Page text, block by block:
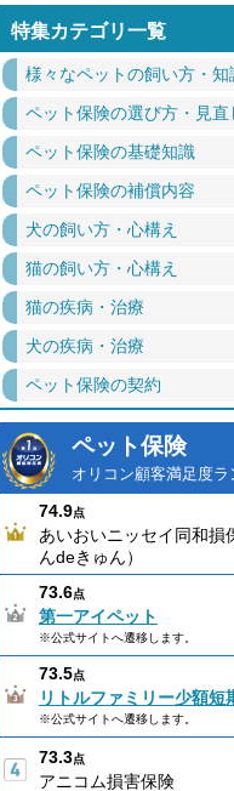
特集カテゴリ一覧
様々なペットの飼い方・知
ペット保険の選び方・見直
ペット保険の基礎知識
ペット保険の補償内容
犬の飼い方・心構え
猫の飼い方・心構え
猫の疾病・治療
犬の疾病・治療
ペット保険の契約
ペット保険
オリコン顧客満足度ラ
74.9点
あいおいニッセイ同和損
んdeきゅん）
73.6点
第一アイペット
※公式サイトへ遷移します。
73.5点
リトルファミリー少額短
※公式サイトへ遷移します。
73.3点
アニコム損害保険